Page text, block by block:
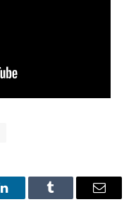
LinkedInTumblr Email